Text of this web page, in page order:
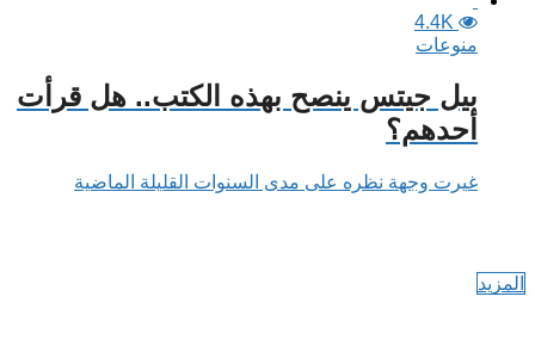
4.4K
منوعات
بيل جيتس ينصح بهذه الكتب.. هل قرأت
أحدهم؟
غيرت وجهة نظره على مدى السنوات القليلة الماضية
المزيد